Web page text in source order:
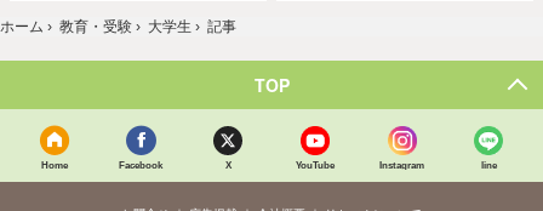
ホーム › 教育・受験 › 大学生 › 記事
TOP
Home Facebook X YouTube Instagram line